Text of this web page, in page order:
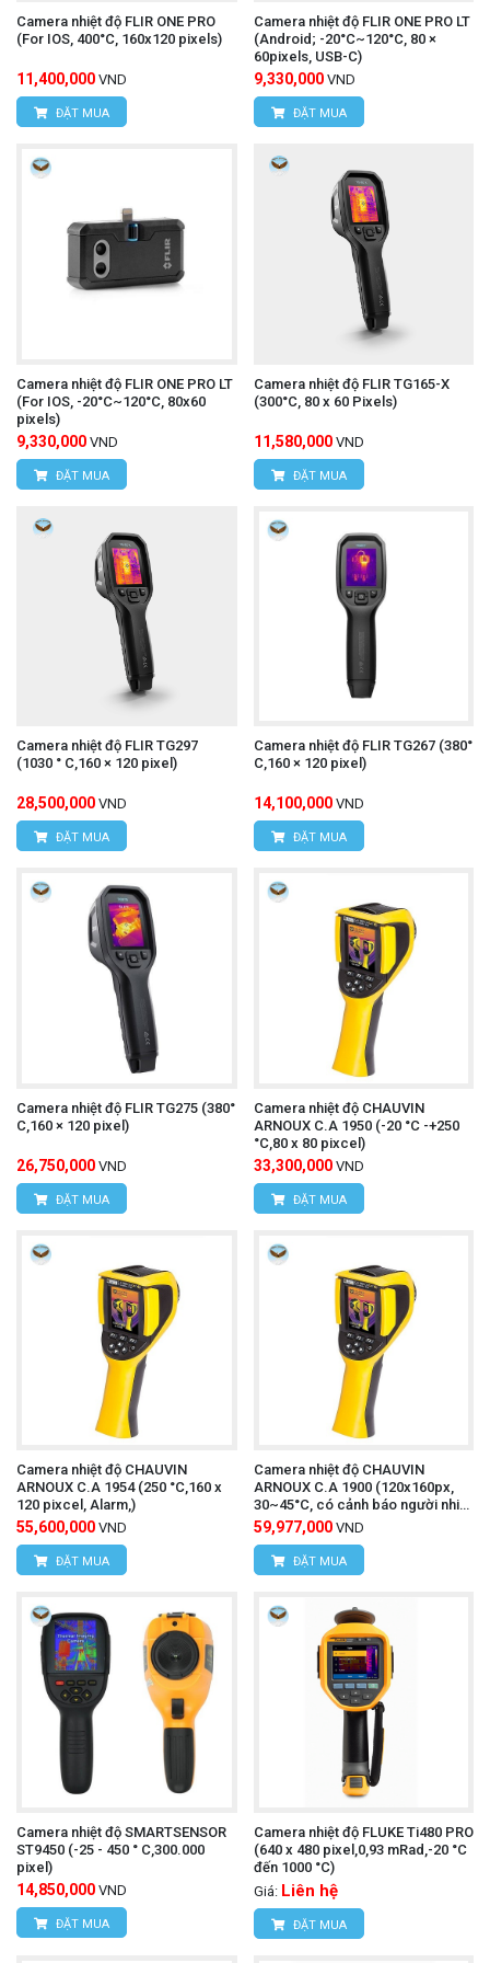
Kiên, Huyện Bình Chánh, Thành phố Hồ Chí
Minh
Điện thoại:
0934.616.395
Website:
www.hungnguyentech.vn
Camera nhiệt độ FLIR ONE PRO
(For IOS, 400°C, 160x120 pixels)
11,400,000 VND
ĐẶT MUA
Camera nhiệt độ FLIR ONE PRO LT
(Android; -20°C~120°C, 80 ×
60pixels, USB-C)
9,330,000 VND
ĐẶT MUA
Camera nhiệt độ FLIR ONE PRO LT
(For IOS, -20°C~120°C, 80x60
pixels)
9,330,000 VND
ĐẶT MUA
Camera nhiệt độ FLIR TG165-X
(300°C, 80 x 60 Pixels)
11,580,000 VND
ĐẶT MUA
Camera nhiệt độ FLIR TG297
(1030 ° C,160 × 120 pixel)
28,500,000 VND
ĐẶT MUA
Camera nhiệt độ FLIR TG267 (380°
C,160 × 120 pixel)
14,100,000 VND
ĐẶT MUA
Camera nhiệt độ FLIR TG275 (380°
C,160 × 120 pixel)
26,750,000 VND
ĐẶT MUA
Camera nhiệt độ CHAUVIN
ARNOUX C.A 1950 (-20 °C -+250
°C,80 x 80 pixcel)
33,300,000 VND
ĐẶT MUA
Camera nhiệt độ CHAUVIN
ARNOUX C.A 1954 (250 °C,160 x
120 pixcel, Alarm,)
55,600,000 VND
ĐẶT MUA
Camera nhiệt độ CHAUVIN
ARNOUX C.A 1900 (120x160px,
30~45°C, có cảnh báo người nhiệt
độ cao)
59,977,000 VND
ĐẶT MUA
Camera nhiệt độ SMARTSENSOR
ST9450 (-25 - 450 ° C,300.000
pixel)
14,850,000 VND
ĐẶT MUA
Camera nhiệt độ FLUKE Ti480 PRO
(640 x 480 pixel,0,93 mRad,-20 °C
đến 1000 °C)
Giá: Liên hệ
ĐẶT MUA